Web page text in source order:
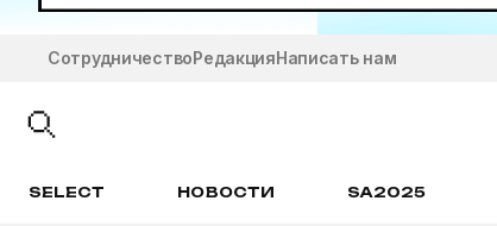
СотрудничествоРедакцияНаписать нам
SELECT НОВОСТИ SA2025